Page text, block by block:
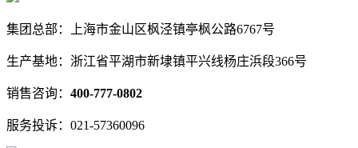
集团总部：上海市金山区枫泾镇亭枫公路6767号
生产基地：浙江省平湖市新埭镇平兴线杨庄浜段366号
销售咨询： 400-777-0802
服务投诉：021-57360096